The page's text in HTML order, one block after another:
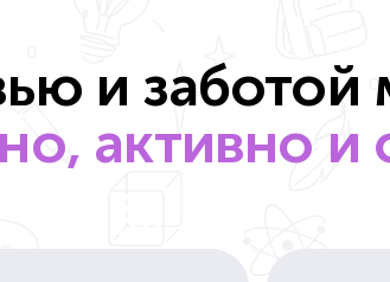
и заботой
активно и